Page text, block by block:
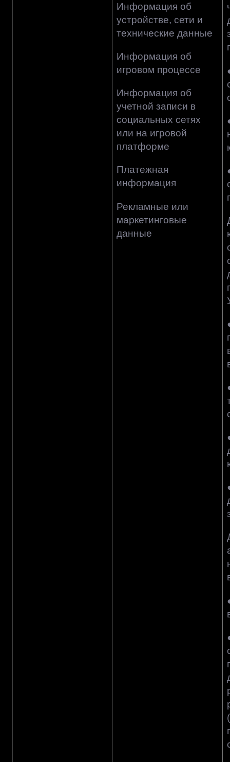
Информация об
устройстве, сети и
технические данные
Информация об
игровом процессе
Информация об
учетной записи в
социальных сетях
или на игровой
платформе
Платежная
информация
Рекламные или
маркетинговые
данные